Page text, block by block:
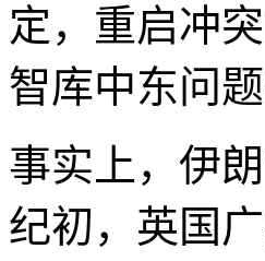
定，重启冲
智库中东问
事实上，伊
纪初，英国